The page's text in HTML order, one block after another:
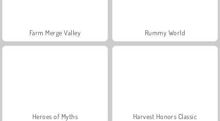
Farm Merge Valley Rummy World
Heroes of Myths Harvest Honors Classic